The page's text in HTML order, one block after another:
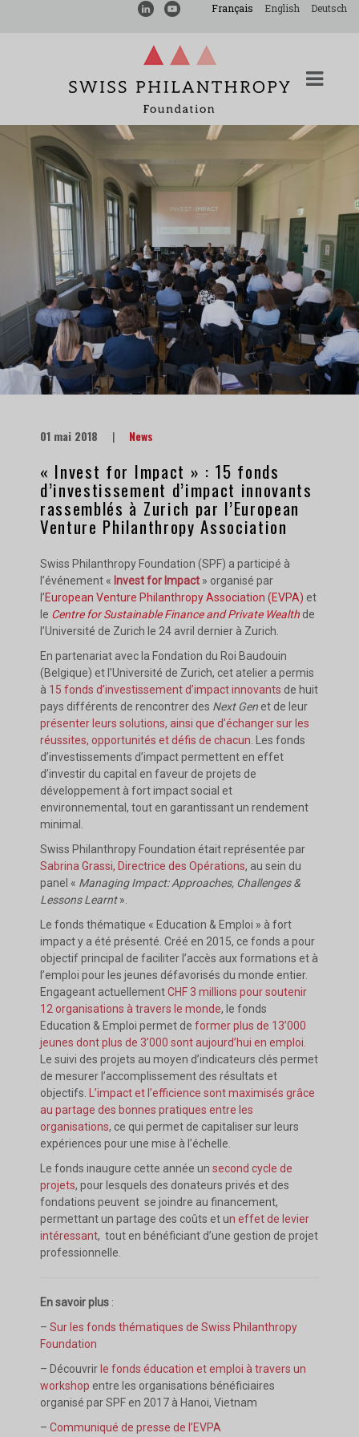
Français English Deutsch
01 mai 2018 | News
« Invest for Impact » : 15 fonds
d’investissement d’impact innovants
rassemblés à Zurich par l’European
Venture Philanthropy Association
Swiss Philanthropy Foundation (SPF) a participé à
l’événement « Invest for Impact » organisé par
l’European Venture Philanthropy Association (EVPA) et
le Centre for Sustainable Finance and Private Wealth de
l’Université de Zurich le 24 avril dernier à Zurich.
En partenariat avec la Fondation du Roi Baudouin
(Belgique) et l’Université de Zurich, cet atelier a permis
à 15 fonds d’investissement d’impact innovants de huit
pays différents de rencontrer des Next Gen et de leur
présenter leurs solutions, ainsi que d’échanger sur les
réussites, opportunités et défis de chacun . Les fonds
d’investissements d’impact permettent en effet
d’investir du capital en faveur de projets de
développement à fort impact social et
environnemental, tout en garantissant un rendement
minimal.
Swiss Philanthropy Foundation était représentée par
Sabrina Grassi, Directrice des Opérations, au sein du
panel « Managing Impact: Approaches, Challenges &
Lessons Learnt».
Le fonds thématique « Education & Emploi » à fort
impact y a été présenté. Créé en 2015, ce fonds a pour
objectif principal de faciliter l’accès aux formations et à
l’emploi pour les jeunes défavorisés du monde entier.
Engageant actuellementCHF 3 millions pour soutenir
12 organisations à travers le monde, le fonds
Education & Emploi permet de former plus de 13’000
jeunes dont plus de 3’000 sont aujourd’hui en emploi.
Le suivi des projets au moyen d’indicateurs clés permet
de mesurer l’accomplissement des résultats et
objectifs.
L’impact et l’efficience sont maximisés grâce
au partage des bonnes pratiques entre les
organisations, ce qui permet de capitaliser sur leurs
expériences pour une mise à l’échelle.
Le fonds inaugure cette année un second cycle de
projets, pour lesquels des donateurs privés et des
fondations peuvent se joindre au financement,
permettant un partage des coûts et un effet de levier
intéressant, tout en bénéficiant d’une gestion de projet
professionnelle.
En savoir plus :
– Sur les fonds thématiques de Swiss Philanthropy
Foundation
– Découvrir le fonds éducation et emploi à travers un
workshop entre les organisations bénéficiaires
organisé par SPF en 2017 à Hanoi, Vietnam
– Communiqué de presse de l’EVPA